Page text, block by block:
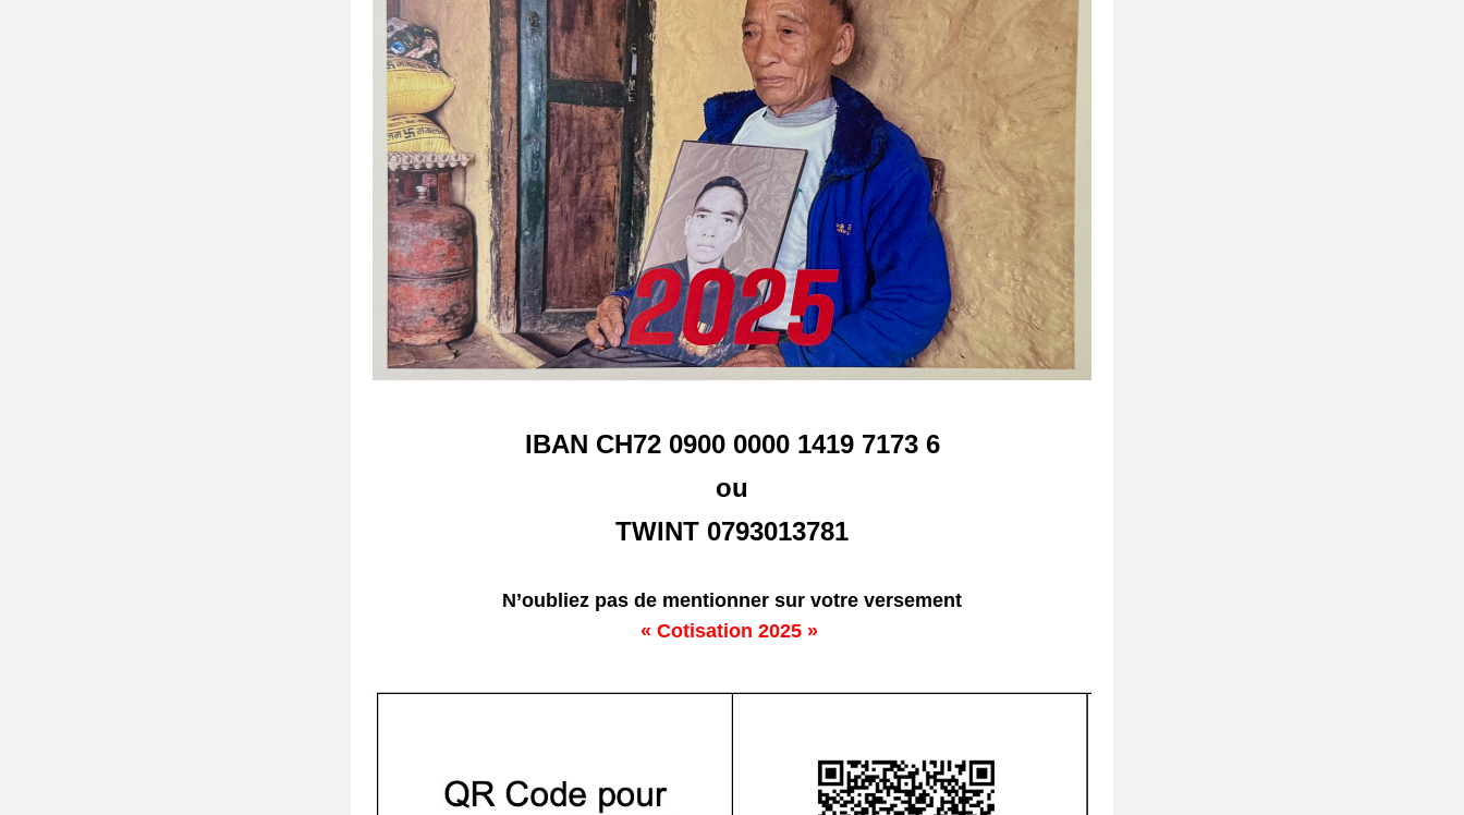
IBAN CH72 0900 0000 1419 7173 6
ou
TWINT 0793013781
N’oubliez pas de mentionner sur votre versement
« Cotisation 2025 »